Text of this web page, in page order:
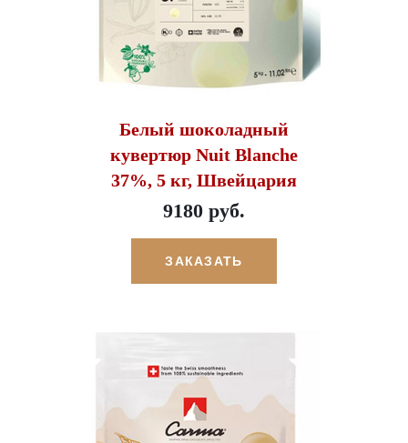
Белый шоколадный
кувертюр Nuit Blanche
37%, 5 кг, Швейцария
9180 руб.
ЗАКАЗАТЬ